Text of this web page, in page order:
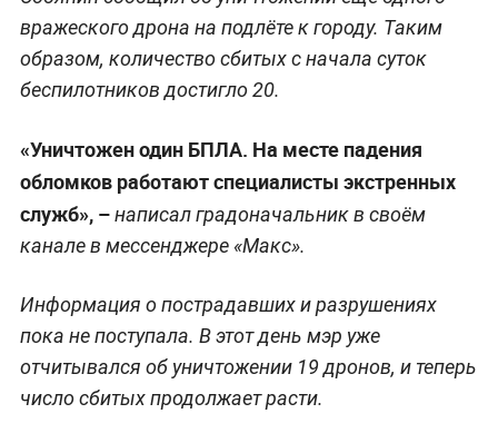
вражеского дрона на подлёте к городу. Таким
образом, количество сбитых с начала суток
беспилотников достигло 20.
«Уничтожен один БПЛА. На месте падения
обломков работают специалисты экстренных
служб», –написал градоначальник в своём
канале в мессенджере «Макс».
Информация о пострадавших и разрушениях
пока не поступала. В этот день мэр уже
отчитывался об уничтожении 19 дронов, и теперь
число сбитых продолжает расти.